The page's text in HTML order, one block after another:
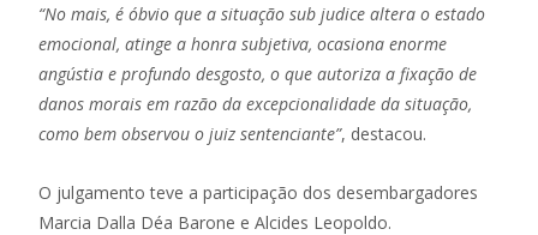
“No mais, é óbvio que a situação sub judice altera o estado
emocional, atinge a honra subjetiva, ocasiona enorme
angústia e profundo desgosto, o que autoriza a fixação de
danos morais em razão da excepcionalidade da situação,
como bem observou o juiz sentenciante”, destacou.
O julgamento teve a participação dos desembargadores
Marcia Dalla Déa Barone e Alcides Leopoldo.